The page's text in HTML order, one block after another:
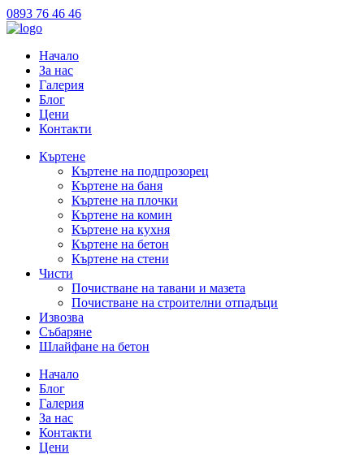
0893 76 46 46
Начало
За нас
Галерия
Блог
Цени
Контакти
Къртене
Къртене на подпрозорец
Къртене на баня
Къртене на плочки
Къртене на комин
Къртене на кухня
Къртене на бетон
Къртене на стени
Чисти
Почистване на тавани и мазета
Почистване на строителни отпадъци
Извозва
Събаряне
Шлайфане на бетон
Начало
Блог
Галерия
За нас
Контакти
Цени